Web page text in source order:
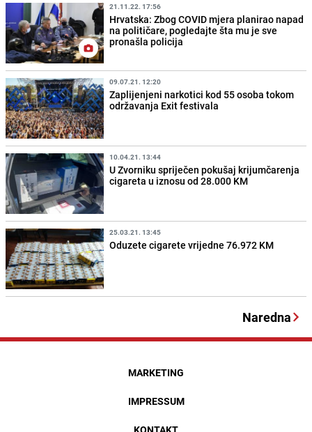
21.11.22. 17:56
Hrvatska: Zbog COVID mjera planirao napad
na političare, pogledajte šta mu je sve
pronašla policija
09.07.21. 12:20
Zaplijenjeni narkotici kod 55 osoba tokom
održavanja Exit festivala
10.04.21. 13:44
U Zvorniku spriječen pokušaj krijumčarenja
cigareta u iznosu od 28.000 KM
25.03.21. 13:45
Oduzete cigarete vrijedne 76.972 KM
Naredna
MARKETING
IMPRESSUM